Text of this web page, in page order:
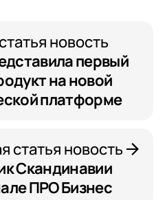
новость
первый
на новой
платформе
статья новость
Скандинавии
ПРО Бизнес